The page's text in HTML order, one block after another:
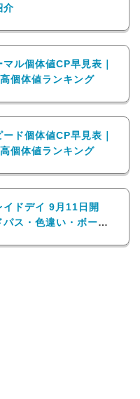
介
ル個体値CP早見表｜
個体値ランキング
ド個体値CP早見表｜
個体値ランキング
イドデイ 9月11日開
ス・色違い・ボーナ